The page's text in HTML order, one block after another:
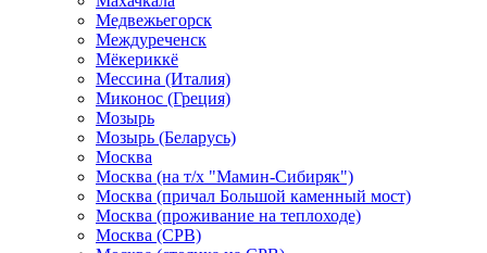
Медвежьегорск
Междуреченск
Мёкериккё
Мессина (Италия)
Миконос (Греция)
Мозырь
Мозырь (Беларусь)
Москва
Москва (на т/х "Мамин-Сибиряк")
Москва (причал Большой каменный мост)
Москва (проживание на теплоходе)
Москва (СРВ)